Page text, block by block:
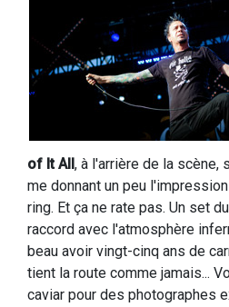
of It All, à l'arrière de la scène,
me donnant un peu
ring. Et ça ne rate pas. Un set
raccord avec l'atmosphère
beau avoir vingt-cinq ans de
tient la route comme jamais...
caviar pour des photographes